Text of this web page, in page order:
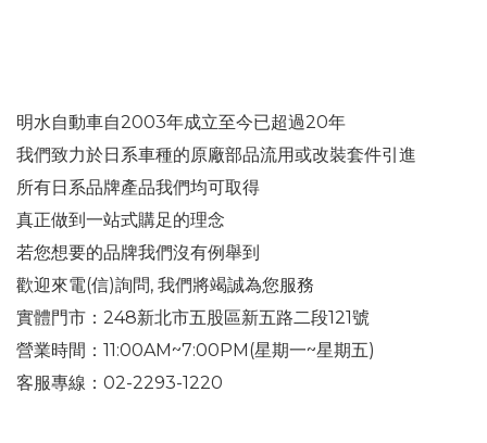
明水自動車自2003年成立至今已超過20年
我們致力於日系車種的原廠部品流用或改裝套件引進
所有日系品牌產品我們均可取得
真正做到一站式購足的理念
若您想要的品牌我們沒有例舉到
歡迎來電(信)詢問, 我們將竭誠為您服務
實體門市：248新北市五股區新五路二段121號
營業時間：11:00AM~7:00PM(星期一~星期五)
客服專線：02-2293-1220